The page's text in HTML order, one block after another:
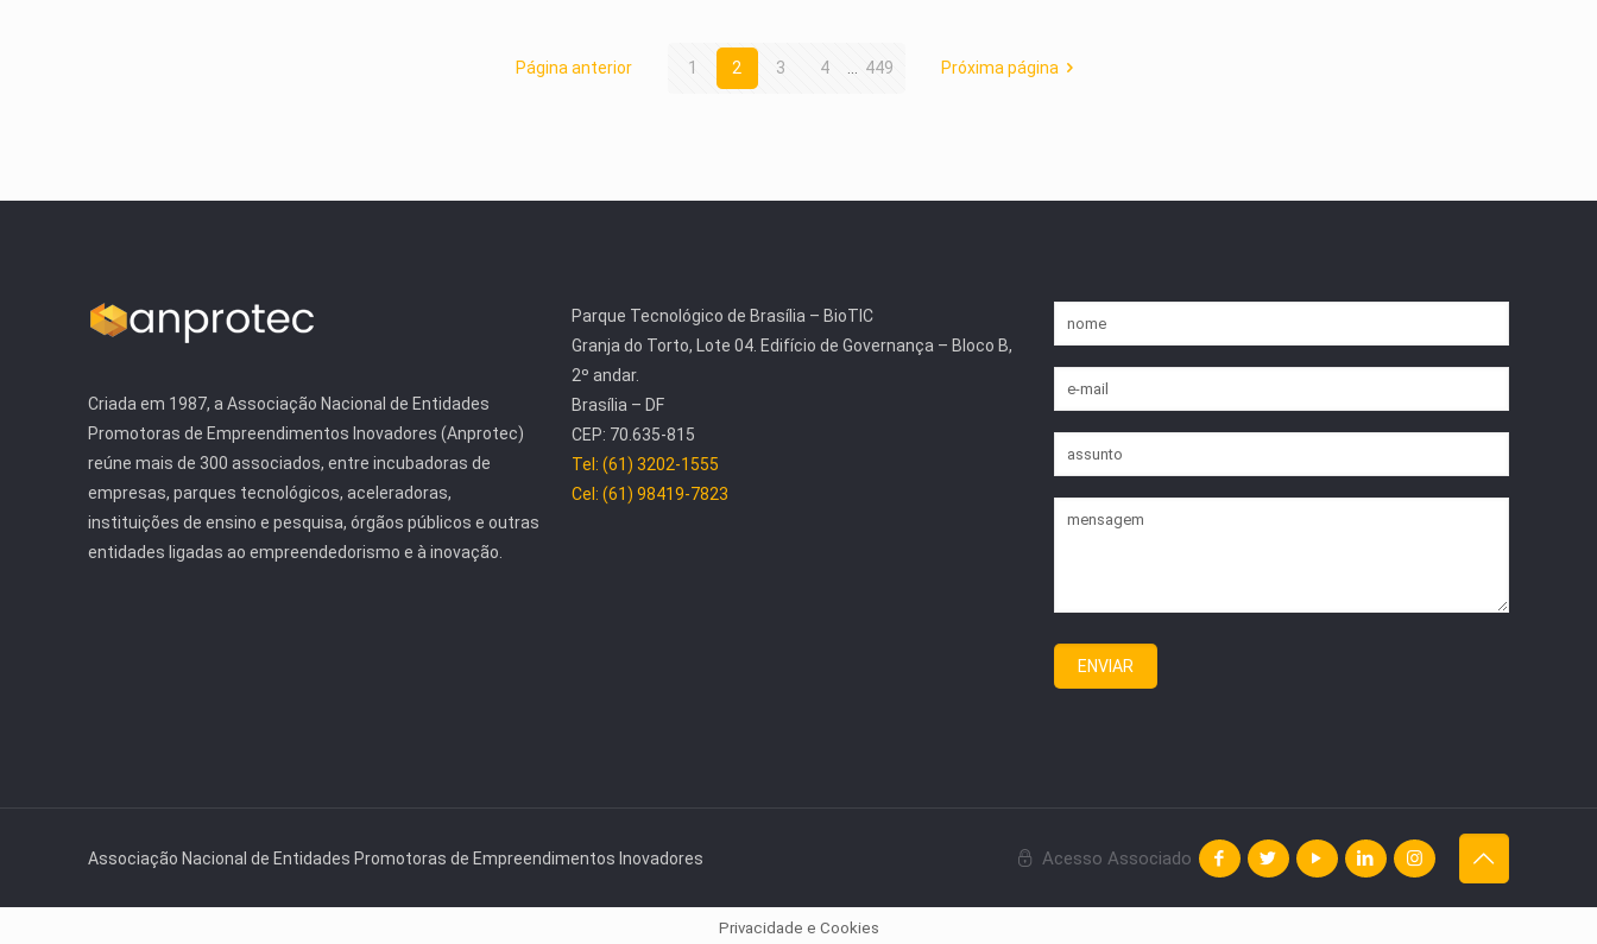
Página anterior 1 2 3 4 449 Próxima página
Criada em 1987, a Associação Nacional de Entidades
Promotoras de Empreendimentos Inovadores (Anprotec)
reúne mais de 300 associados, entre incubadoras de
empresas, parques tecnológicos, aceleradoras,
instituições de ensino e pesquisa, órgãos públicos e outras
entidades ligadas ao empreendedorismo e à inovação.
Parque Tecnológico de Brasília – BioTIC
Granja do Torto, Lote 04. Edifício de Governança – Bloco B,
2º andar.
Brasília – DF
CEP: 70.635-815
Tel: (61) 3202-1555
Cel: (61) 98419-7823
Associação Nacional de Entidades Promotoras de Empreendimentos Inovadores Acesso Associado
Privacidade e Cookies